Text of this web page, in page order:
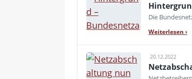
Die
Weiterlesen ›
20.12.2022